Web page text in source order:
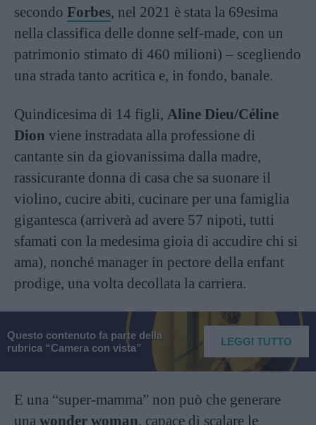
secondo Forbes, nel 2021 è stata la 69esima
nella classifica delle donne self-made, con un
patrimonio stimato di 460 milioni) – scegliendo
una strada tanto acritica e, in fondo, banale.
Quindicesima di 14 figli, Aline Dieu/Céline
Dion viene instradata alla professione di
cantante sin da giovanissima dalla madre,
rassicurante donna di casa che sa suonare il
violino, cucire abiti, cucinare per una famiglia
gigantesca (arriverà ad avere 57 nipoti, tutti
sfamati con la medesima gioia di accudire chi si
ama), nonché manager in pectore della enfant
prodige, una volta decollata la carriera.
Questo contenuto fa parte della
rubrica “Camera con vista”
LEGGI TUTTO
E una “super-mamma” non può che generare
una wonder woman, capace di scalare le